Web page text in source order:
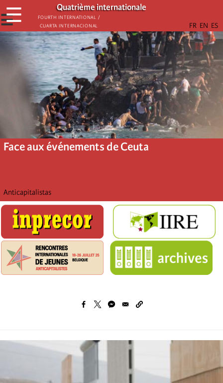
Aller
au
contenu
principal
Quatrième internationale
Fourth International /
Cuarta Internacional
☰
☰
Face aux événements de Ceuta
Anticapitalistas